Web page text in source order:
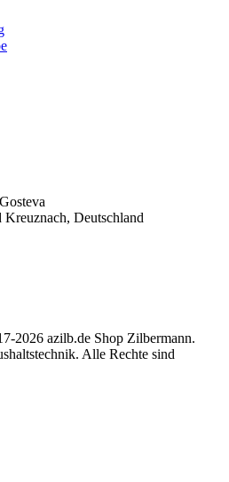
Kreuznach, Deutschland
2026 azilb.de Shop Zilbermann.
Alle Rechte sind